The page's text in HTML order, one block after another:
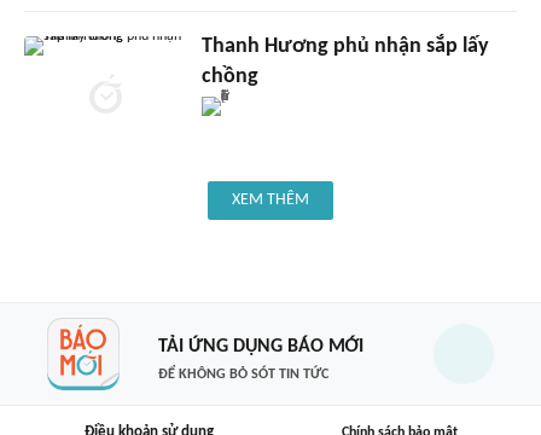
Thanh Hương phủ nhận sắp lấy
chồng
XEM THÊM
TẢI ỨNG DỤNG BÁO MỚI
ĐỂ KHÔNG BỎ SÓT TIN TỨC